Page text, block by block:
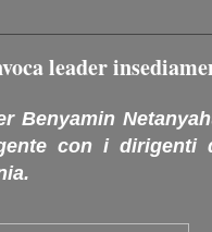
leader
Benyamin
con i dirigenti